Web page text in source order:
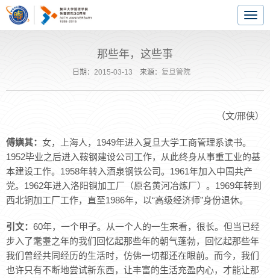
那些年，这些事
日期： 2015-03-13 来源： 复旦管院
（文/邢侠）
傅嬩其： 女，上海人，1949年进入复旦大学工商管理系读书。
1952毕业之后进入鞍钢建设公司工作，从此终身从事重工业的基
本建设工作。1958年转入酒泉钢铁公司。1961年加入中国共产
党。1962年进入洛阳铜加工厂（原名黄河冶炼厂）。1969年转到
西北铜加工厂工作，直至1986年，以“高级经济师”身份退休。
引文： 60年，一个甲子。从一个人的一生来看，很长。但当已经
步入了耄耋之年的我们回忆起那些年的朝气蓬勃，回忆起那些年
我们曾经共同经历的生活时，仿佛一切都还在眼前。而今，我们
也许只有不断地尝试新东西，让丰富的生活充盈内心，才能让那